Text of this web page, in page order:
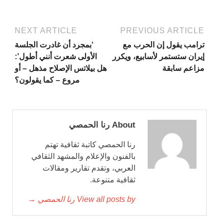
PREVIOUS ARTICLE
ترامب يقول إن الحرب مع
إيران ستستمر لأسابيع، ويكرر
مزاعم سابقة
NEXT ARTICLE
‘بمجرد أن غادرت الجلسة
الأولى شعرت أنني أطول’:
هل بيلاتس الإصلاح مذهل – أو
مروع – كما يقولون؟
About رنا الحمصي
رنا الحمصي كاتبة ثقافية تهتم
بالفنون والإعلام والمشهد الثقافي
العربي، وتقدم تقارير ومقالات
ثقافية متنوعة.
View all posts by رنا الحمصي →